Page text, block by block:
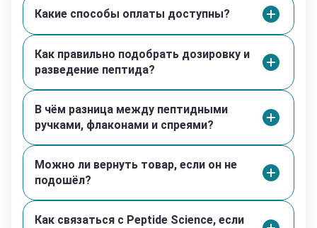
реконституированного раствора составляет до 30
дней.
Описание процесса лиофилизации:
Лиофилизация — метод криодесикации, при котором
пептидный раствор подвергается замораживанию с
последующей сублимацией растворителя под
вакуумом. В результате происходит прямое
возгонение воды из твердой фазы в газообразную,
что приводит к образованию стабильного
лиофилизированного пептида в виде
кристаллического белого порошка. Данная форма
сохраняет стабильность при комнатной температуре
до момента реконституции.
Какие способы оплаты доступны?
Как правильно подобрать дозировку и
разведение пептида?
В чём разница между пептидными
ручками, флаконами и спреями?
Можно ли вернуть товар, если он не
подошёл?
Как связаться с Peptide Science, если